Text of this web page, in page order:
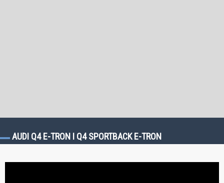
AUDI Q4 E-TRON I Q4 SPORTBACK E-TRON